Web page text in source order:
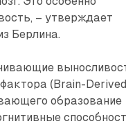
– утверждает
Берлина.
(Brain-
образование